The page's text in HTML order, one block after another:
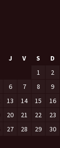
J V S
D
1
2
6 7 8
9
13 14 15
16
20 21 22
23
27 28 29
30